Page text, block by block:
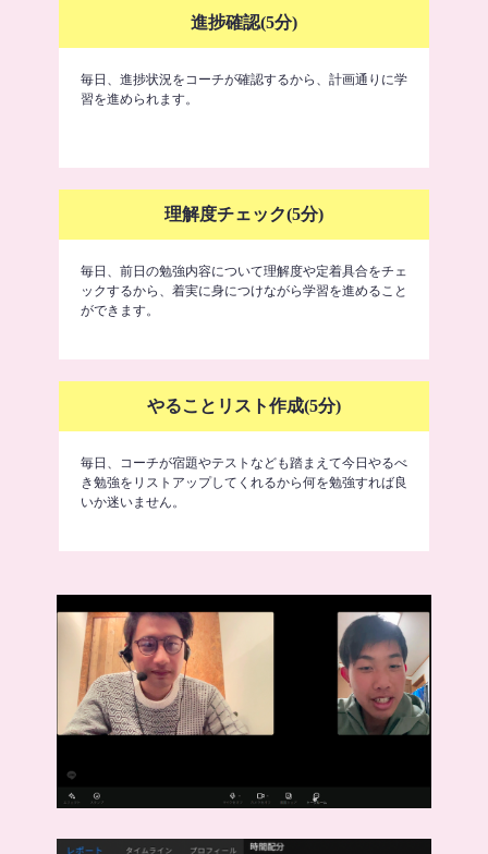
進捗確認(5分)
毎日、進捗状況をコーチが確認するから、計画通りに学
習を進められます。
理解度チェック(5分)
毎日、前日の勉強内容について理解度や定着具合をチェ
ックするから、着実に身につけながら学習を進めること
ができます。
やることリスト作成(5分)
毎日、コーチが宿題やテストなども踏まえて今日やるべ
き勉強をリストアップしてくれるから何を勉強すれば良
いか迷いません。